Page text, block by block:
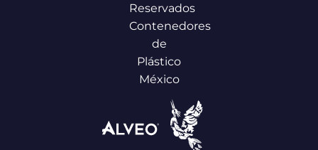
Reservados
Contenedores
de
Plástico
México